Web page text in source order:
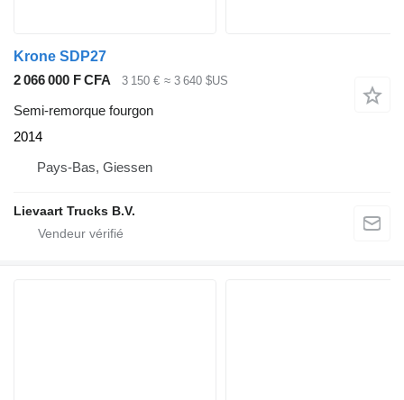
Krone SDP27
2 066 000 F CFA
3 150 € ≈ 3 640 $US
Semi-remorque fourgon
2014
Pays-Bas, Giessen
Lievaart Trucks B.V.